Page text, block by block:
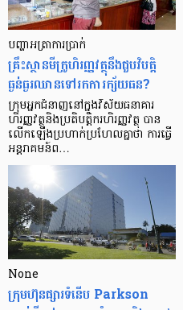
បញ្ហា​អត្រា​ការប្រាក់
គ្រឹះស្ថាន​មីក្រូ​ហិរញ្ញវត្ថុ​នឹង​ជួប​វិបត្តិ​
ធ្ងន់ធ្ងរ​ឈាន​ទៅ​រក​ការ​ក្ស័យធន?
ក្រុម​អ្នក​ជំនាញ​នៅ​ក្នុង​វិស័យ​ធនាគារ
ហិរញ្ញវត្ថុ​និង​ប្រតិបត្តិករ​ហិរញ្ញ​វត្ថុ បាន​​
លើក​ឡើង​ប្រហាក់​ប្រហែល​គ្នា​ថា ការ​ធ្វើ​
អន្តរាគមន៍​ព…
None
ក្រុមហ៊ុនផ្សារទំនើប Parkson